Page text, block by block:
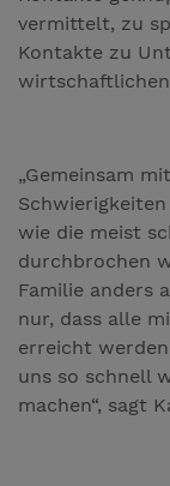
vermittelt, zu
Kontakte zu
„Gemeinsam
wie die meist
durchbrochen
Familie anders
nur, dass alle
erreicht
uns so schnell
machen“, sagt